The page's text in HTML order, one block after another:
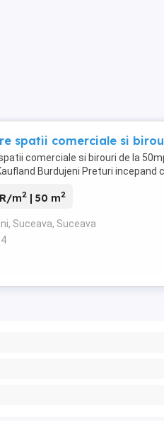
spatii comerciale si
comerciale si birouri de la
Burdujeni Preturi incepand
m2 | 50 m2
Suceava, Suceava